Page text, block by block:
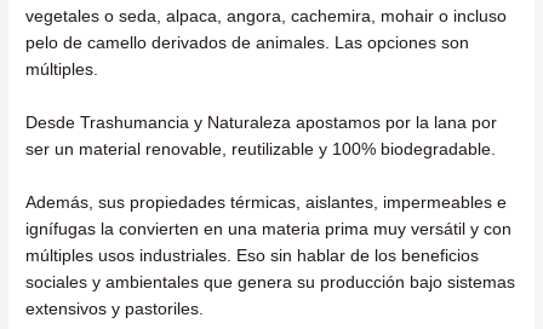
vegetales o seda, alpaca, angora, cachemira, mohair o incluso
pelo de camello derivados de animales. Las opciones son
múltiples.
Desde Trashumancia y Naturaleza apostamos por la lana por
ser un material renovable, reutilizable y 100% biodegradable.
Además, sus propiedades térmicas, aislantes, impermeables e
ignífugas la convierten en una materia prima muy versátil y con
múltiples usos industriales. Eso sin hablar de los beneficios
sociales y ambientales que genera su producción bajo sistemas
extensivos y pastoriles.